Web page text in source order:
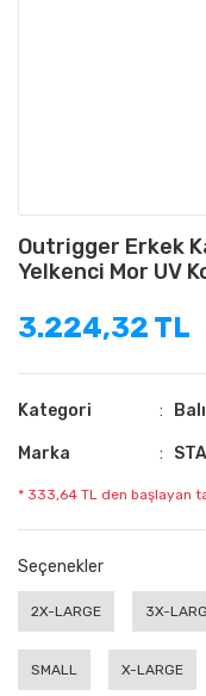
Outrigger Erkek
Yelkenci Mor UV
3.224,32 TL
Kategori
Marka
* 333,64 TL den başlayan
Seçenekler
2X-LARGE 3X-
SMALL X-LARGE